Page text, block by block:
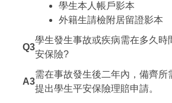
學生本人帳戶影本
外籍生請檢附居留證影本
Q3
學生發生事故或疾病需在多久時
安保險?
A3
需在事故發生後二年內，備齊所
提出學生平安保險理賠申請。